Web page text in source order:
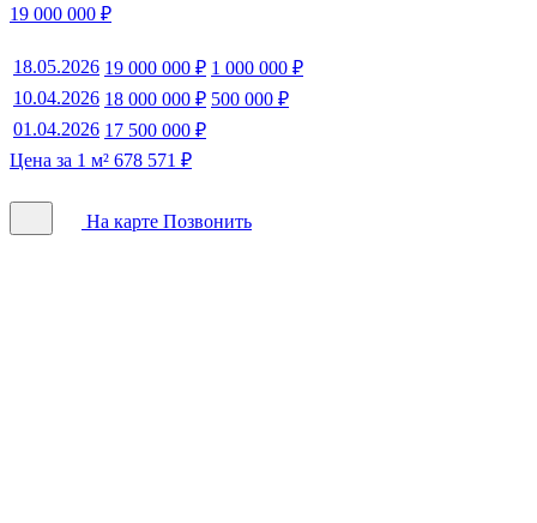
19 000 000 ₽
18.05.2026 19 000 000 ₽ 1 000 000 ₽
10.04.2026 18 000 000 ₽ 500 000 ₽
01.04.2026 17 500 000 ₽
Цена за 1 м² 678 571 ₽
На карте Позвонить